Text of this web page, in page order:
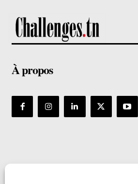
À propos